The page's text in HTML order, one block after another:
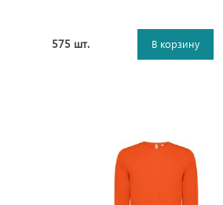
575 шт. В корзину